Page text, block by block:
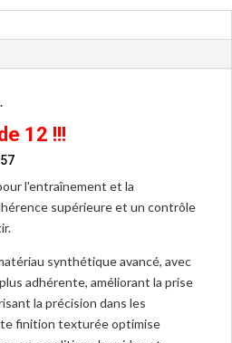
12 !!!
l'entraînement et la
supérieure et un contrôle
synthétique avancé, avec
adhérente, améliorant la prise
la précision dans les
finition texturée optimise